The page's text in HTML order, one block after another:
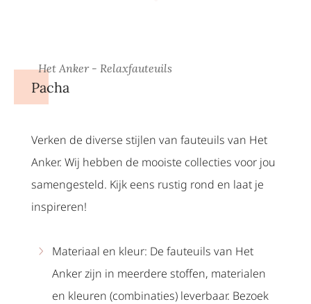
Het Anker - Relaxfauteuils
Pacha
Verken de diverse stijlen van fauteuils van Het
Anker. Wij hebben de mooiste collecties voor jou
samengesteld. Kijk eens rustig rond en laat je
inspireren!
Materiaal en kleur: De fauteuils van Het
Anker zijn in meerdere stoffen, materialen
en kleuren (combinaties) leverbaar. Bezoek